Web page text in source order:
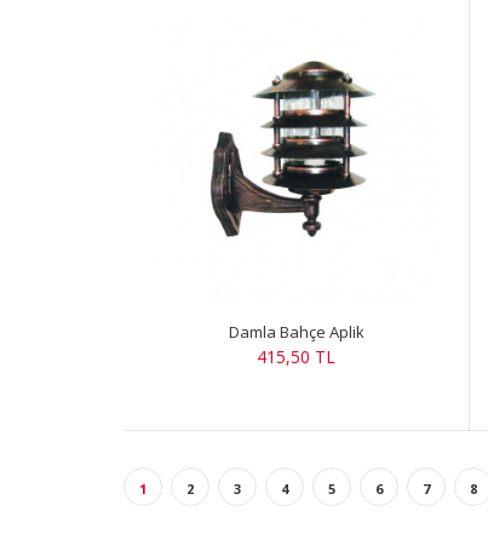
Damla Bahçe Aplik
415,50 TL
1 2 3 4 5 6 7 8